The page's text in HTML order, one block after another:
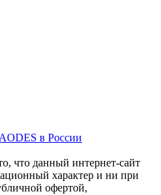
в России
что данный интернет-сайт
характер и ни при
офертой,